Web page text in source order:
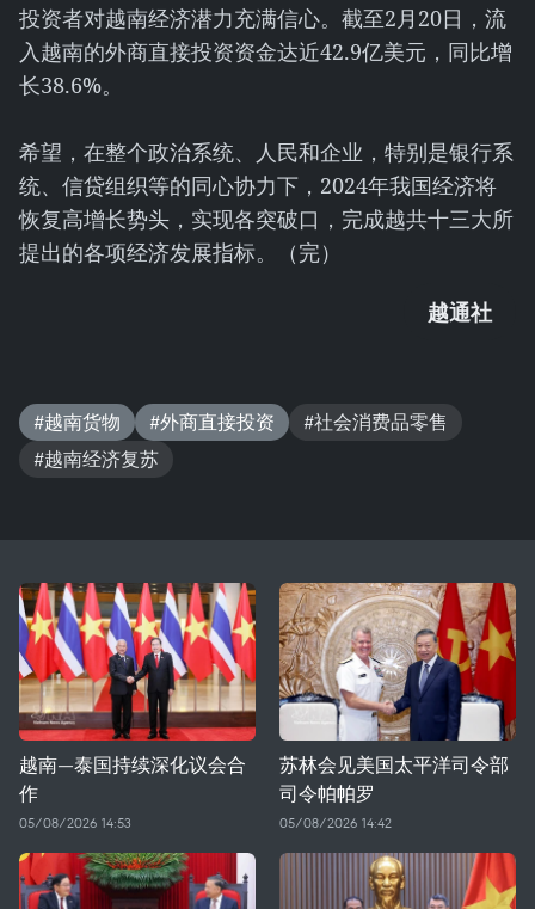
投资者对越南经济潜力充满信心。截至2月20日，流
入越南的外商直接投资资金达近42.9亿美元，同比增
长38.6%。
希望，在整个政治系统、人民和企业，特别是银行系
统、信贷组织等的同心协力下，2024年我国经济将
恢复高增长势头，实现各突破口，完成越共十三大所
提出的各项经济发展指标。（完）
越通社
#越南货物 #外商直接投资
#社会消费品零售
#越南经济复苏
越南—泰国持续深化议会合
作
05/08/2026 14:53
苏林会见美国太平洋司令部
司令帕帕罗
05/08/2026 14:42